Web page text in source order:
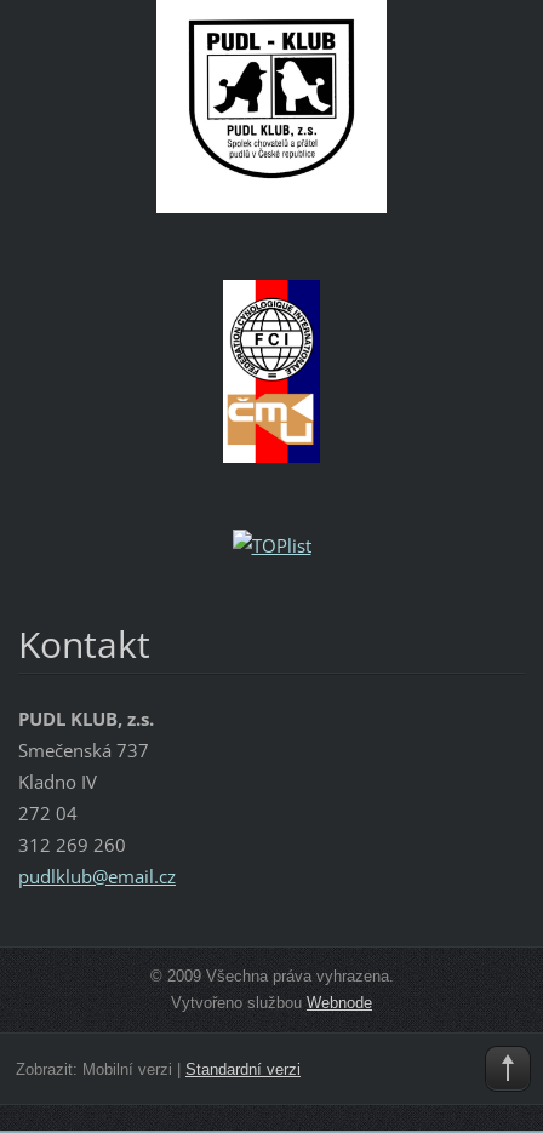
Kontakt
PUDL KLUB, z.s.
Smečenská 737
Kladno IV
272 04
312 269 260
pudlklub@email.cz
© 2009 Všechna práva vyhrazena.
Vytvořeno službou Webnode
Zobrazit: Mobilní verzi Standardní verzi